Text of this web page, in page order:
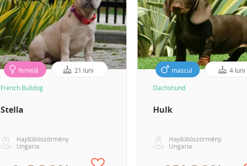
femelă 21 luni
French Bulldog
Stella
Hajdúböszörmény
Ungaria
mascul 4 luni
Dachshund
Hulk
Hajdúböszörmény
Ungaria